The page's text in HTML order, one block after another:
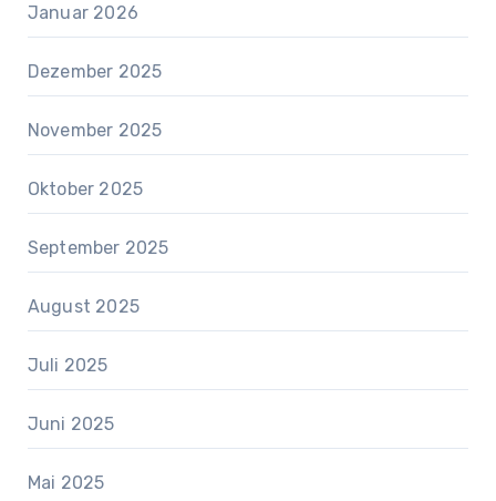
Januar 2026
Dezember 2025
November 2025
Oktober 2025
September 2025
August 2025
Juli 2025
Juni 2025
Mai 2025